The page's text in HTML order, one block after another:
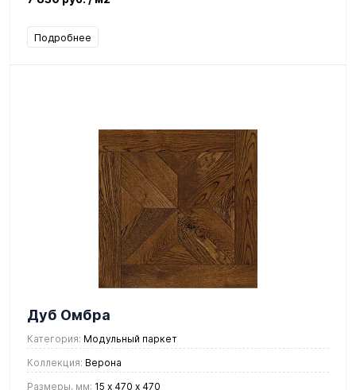
Подробнее
Дуб Омбра
Категория: Модульный паркет
Коллекция: Верона
Размеры, мм: 15 х 470 х 470